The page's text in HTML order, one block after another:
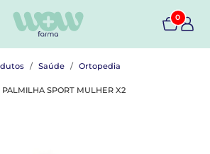
0
Saúde Ortopedia
SPORT MULHER X2